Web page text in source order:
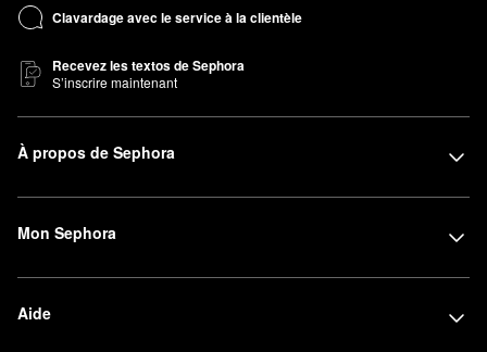
Clavardage avec le service à la clientèle
Recevez les textos de Sephora
S’inscrire maintenant
À propos de Sephora
Mon Sephora
Aide